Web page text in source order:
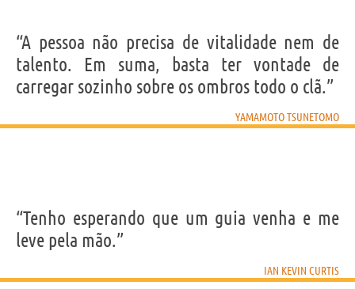
“A pessoa não precisa de vitalidade nem de
talento. Em suma, basta ter vontade de
carregar sozinho sobre os ombros todo o clã.”
YAMAMOTO TSUNETOMO
“Tenho esperando que um guia venha e me
leve pela mão.”
IAN KEVIN CURTIS